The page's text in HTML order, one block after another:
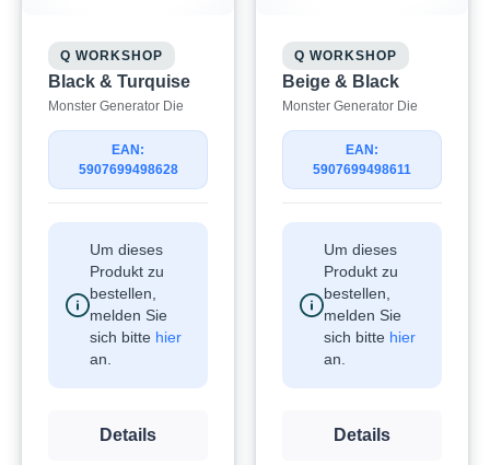
Q WORKSHOP
Black & Turquise
Monster Generator Die
EAN:
5907699498628
Um dieses
Produkt zu
bestellen,
melden Sie
sich bitte hier
an.
Details
Q WORKSHOP
Beige & Black
Monster Generator Die
EAN:
5907699498611
Um dieses
Produkt zu
bestellen,
melden Sie
sich bitte hier
an.
Details